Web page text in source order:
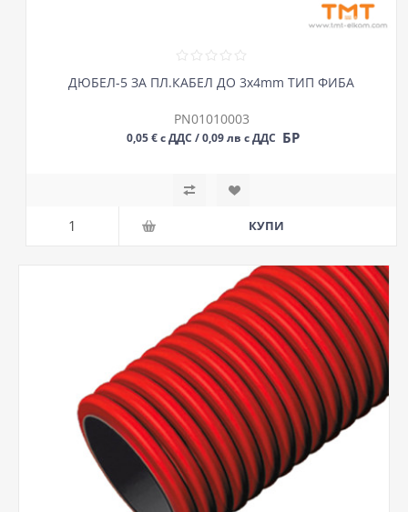
ДЮБЕЛ-5 ЗА ПЛ.КАБЕЛ ДО 3х4mm ТИП ФИБА
PN01010003
0,05 € с ДДС / 0,09 лв с ДДС БР